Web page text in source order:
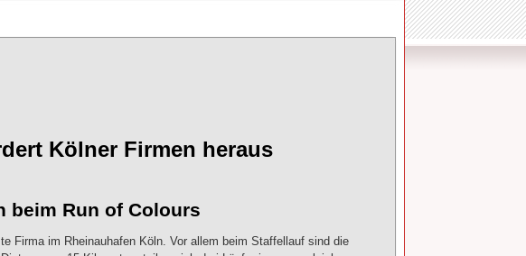
Firmen heraus
of Colours
Firma im Rheinauhafen Köln. Vor allem beim Staffellauf sind die